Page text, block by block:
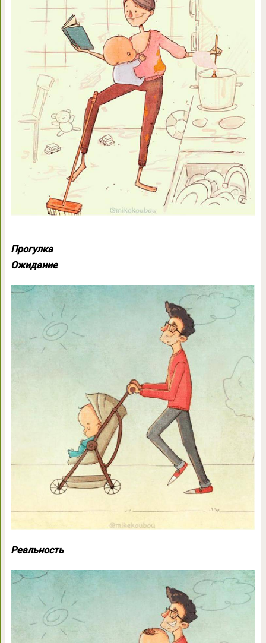
Прогулка
Ожидание
Реальность